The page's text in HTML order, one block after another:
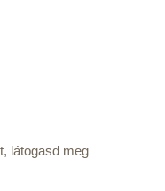
látogasd meg